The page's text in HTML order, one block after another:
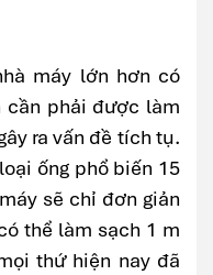
máy lớn hơn có
phải được làm
ra vấn đề tích tụ.
ống phổ biến 15
sẽ chỉ đơn giản
thể làm sạch 1 m
thứ hiện nay đã